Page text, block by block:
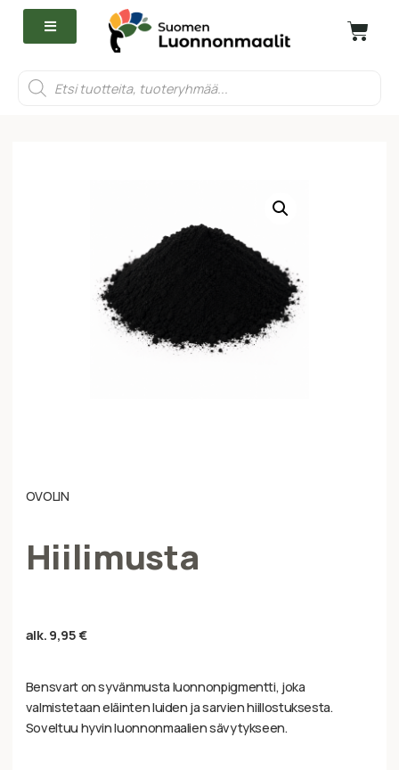
OVOLIN
Hiilimusta
alk. 9,95€
Bensvart on syvänmusta luonnonpigmentti, joka
valmistetaan eläinten luiden ja sarvien hiillostuksesta.
Soveltuu hyvin luonnonmaalien sävytykseen.